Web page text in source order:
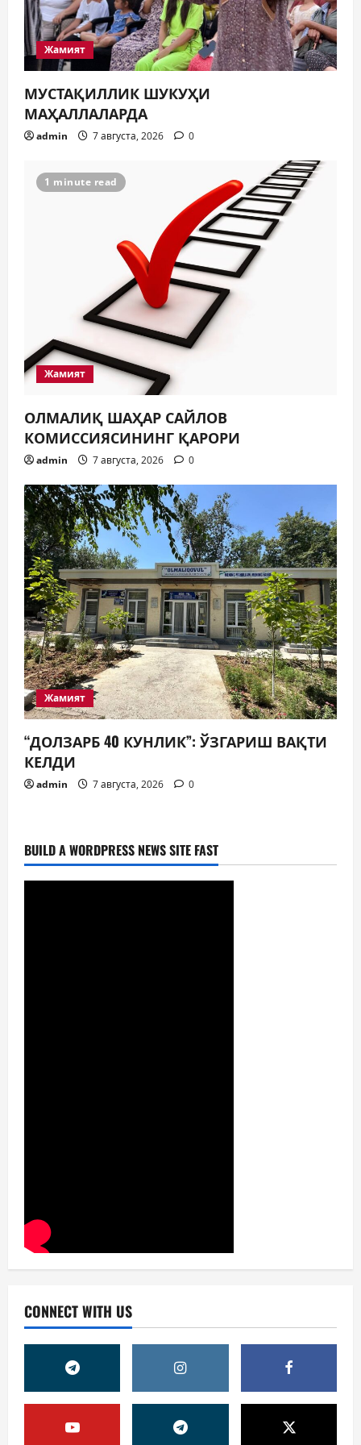
а
п
и
с
я
м
Жамият
МУСТАҚИЛЛИК ШУКУҲИ
МАҲАЛЛАЛАРДА
admin 7 августа, 2026 0
1 minute read
Жамият
ОЛМАЛИҚ ШАҲАР САЙЛОВ
КОМИССИЯСИНИНГ ҚАРОРИ
admin 7 августа, 2026 0
Жамият
“ДОЛЗАРБ 40 КУНЛИК”: ЎЗГАРИШ ВАҚТИ
КЕЛДИ
admin 7 августа, 2026 0
BUILD A WORDPRESS NEWS SITE FAST
CONNECT WITH US
ОЛМАЛИҚ ШАҲАР САЙЛОВ
КОМИССИЯСИНИНГ ҚАРОРИ